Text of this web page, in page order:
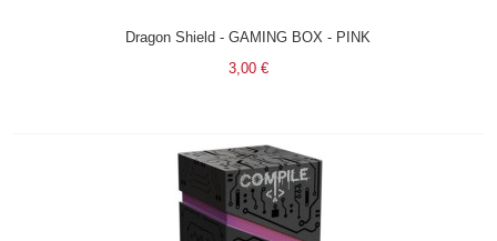
Dragon Shield - GAMING BOX - PINK
3,00 €